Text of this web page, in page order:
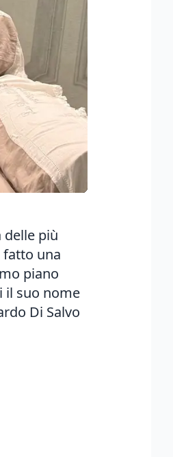
più
fatto una
piano
il suo nome
Di Salvo